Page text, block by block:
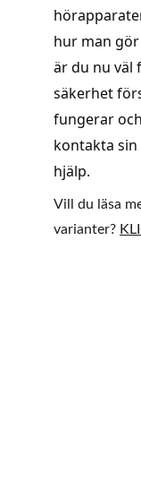
hur man
är du nu väl
säkerhet
fungerar
kontakta
hjälp.
Vill du läsa
varianter?